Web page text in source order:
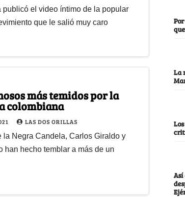
publicó el video íntimo de la popular
que le salió muy caro
más temidos por la
colombiana
LAS DOS ORILLAS
la Negra Candela, Carlos Giraldo y
han hecho temblar a más de un
La
Así